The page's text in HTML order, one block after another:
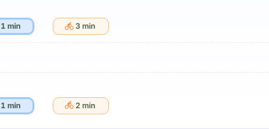
1 min 3 min
1 min 2 min